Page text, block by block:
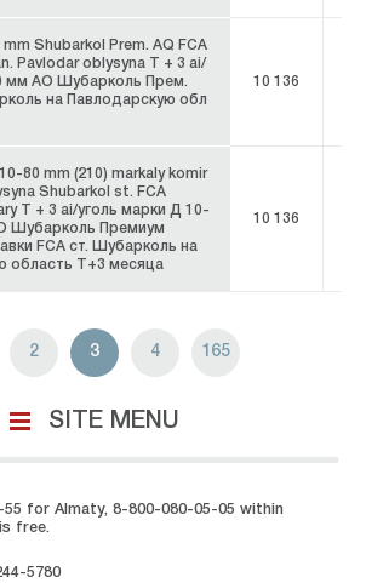
Shubarkol Prem. AQ FCA
Pavlodar oblysyna T + 3 ai/
мм АО Шубарколь Прем.
на Павлодарскую обл
10 136
80 mm (210) markaly komir
Shubarkol st. FCA
T + 3 ai/уголь марки Д 10-
Шубарколь Премиум
FCA ст. Шубарколь на
область T+3 месяца
10 136
2 3 4 165
SITE MENU
55 for Almaty, 8-800-080-05-05 within
free.
5780